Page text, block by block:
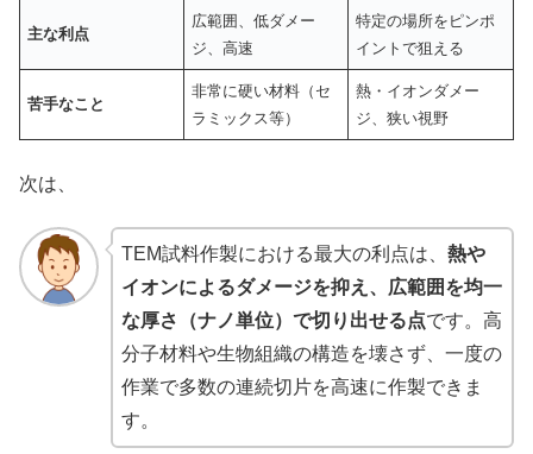
主な利点
広範囲、低ダメー
ジ、高速
特定の場所をピンポ
イントで狙える
苦手なこと
非常に硬い材料（セ
ラミックス等）
熱・イオンダメー
ジ、狭い視野
次は、
TEM試料作製における最大の利点は、 熱や
イオンによるダメージを抑え、広範囲を均一
な厚さ（ナノ単位）で切り出せる点です。高
分子材料や生物組織の構造を壊さず、一度の
作業で多数の連続切片を高速に作製できま
す。